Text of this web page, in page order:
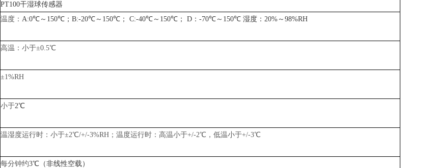
PT100干湿球传感器
温度： A:0℃～150℃；B:-20℃～150℃； C:-40℃～150℃； D：-70℃～150℃ 湿度：20%～98%RH
高温：小于±0.5℃
±1%RH
小于2℃
温湿度运行时：小于±2℃/+/-3%RH；温度运行时：高温小于+/-2℃，低温小于+/-3℃
每分钟约3℃（非线性空载）